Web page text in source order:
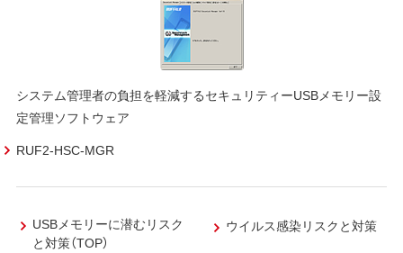
システム管理者の負担を軽減するセキュリティーUSBメモリー設
定管理ソフトウェア
RUF2-HSC-MGR
USBメモリーに潜むリスク
と対策（TOP）
ウイルス感染リスクと対策